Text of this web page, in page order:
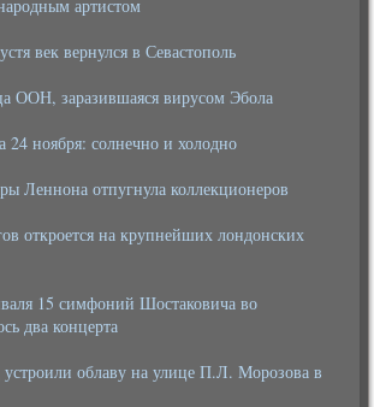
артистом
век вернулся в Севастополь
ООН, заразившаяся вирусом Эбола
24 ноября: солнечно и холодно
Леннона отпугнула коллекционеров
откроется на крупнейших лондонских
15 симфоний Шостаковича во
два концерта
облаву на улице П.Л. Морозова в